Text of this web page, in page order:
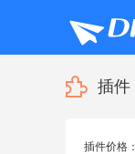
插件
插件价格：